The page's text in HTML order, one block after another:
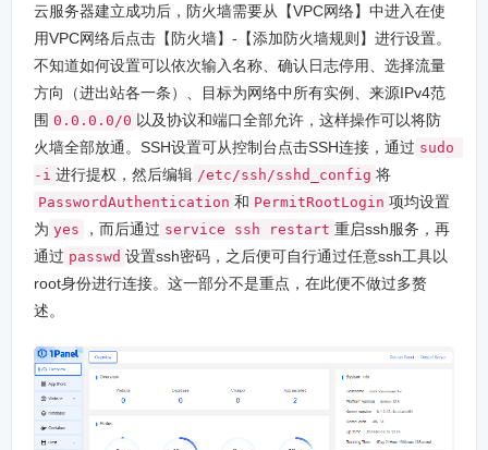
云服务器建立成功后，防火墙需要从【VPC网络】中进入在使
用VPC网络后点击【防火墙】-【添加防火墙规则】进行设置。
不知道如何设置可以依次输入名称、确认日志停用、选择流量
方向（进出站各一条）、目标为网络中所有实例、来源IPv4范
围 0.0.0.0/0 以及协议和端口全部允许，这样操作可以将防
火墙全部放通。SSH设置可从控制台点击SSH连接，通过 sudo
-i 进行提权，然后编辑 /etc/ssh/sshd_config 将
PasswordAuthentication 和 PermitRootLogin 项均设置
为 yes ，而后通过 service ssh restart 重启ssh服务，再
通过 passwd 设置ssh密码，之后便可自行通过任意ssh工具以
root身份进行连接。这一部分不是重点，在此便不做过多赘
述。